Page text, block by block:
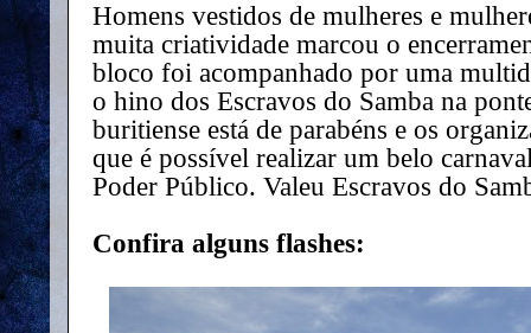
Homens vestidos de mulheres e
muita criatividade marcou o
bloco foi acompanhado por uma
o hino dos Escravos do Samba na
buritiense está de parabéns e os
que é possível realizar um belo
Poder Público. Valeu Escravos do
Confira alguns flashes: